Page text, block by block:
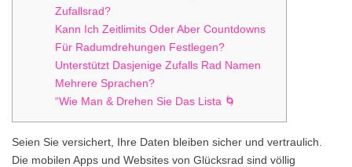
Zufallsrad?
Kann Ich Zeitlimits Oder Aber Countdowns
Für Radumdrehungen Festlegen?
Unterstützt Dasjenige Zufalls Rad Namen
Mehrere Sprachen?
“Wie Man & Drehen Sie Das Lista 🌀
Seien Sie versichert, Ihre Daten bleiben sicher und vertraulich.
Die mobilen Apps und Websites von Glücksrad sind völlig